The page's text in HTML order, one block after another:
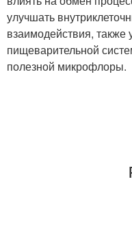
улучшать
взаимодействия, также
пищеварительной
полезной микрофлоры.